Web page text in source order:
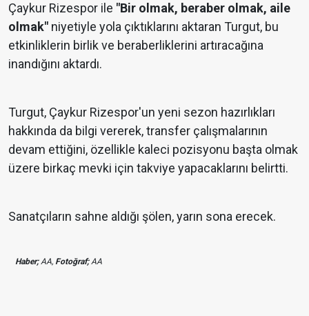
Çaykur Rizespor ile "Bir olmak, beraber olmak, aile
olmak" niyetiyle yola çıktıklarını aktaran Turgut, bu
etkinliklerin birlik ve beraberliklerini artıracağına
inandığını aktardı.
Turgut, Çaykur Rizespor'un yeni sezon hazırlıkları
hakkında da bilgi vererek, transfer çalışmalarının
devam ettiğini, özellikle kaleci pozisyonu başta olmak
üzere birkaç mevki için takviye yapacaklarını belirtti.
Sanatçıların sahne aldığı şölen, yarın sona erecek.
Haber;AA, Fotoğraf;AA